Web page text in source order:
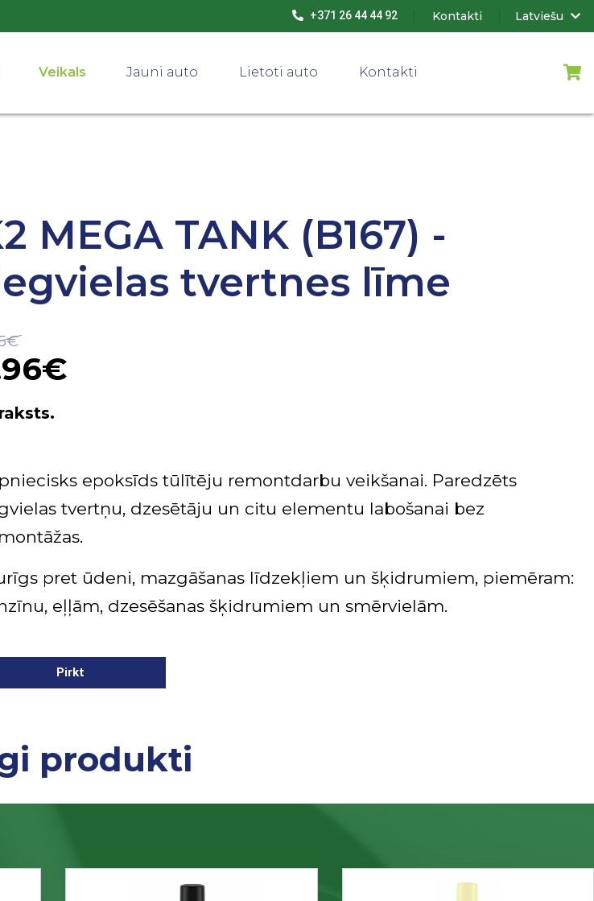
Veikals Jauni auto Lietoti auto Kontakti
Latviešu
Kontakti
+371 26 44 44 92
MEGA TANK (B167) -
tvertnes līme
epoksīds tūlītēju remontdarbu veikšanai. Paredzēts
tvertņu, dzesētāju un citu elementu labošanai bez
.
pret ūdeni, mazgāšanas līdzekļiem un šķidrumiem, piemēram:
eļļām, dzesēšanas šķidrumiem un smērvielām.
Pirkt
produkti